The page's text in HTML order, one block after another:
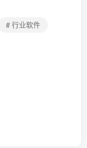
# 行业软件